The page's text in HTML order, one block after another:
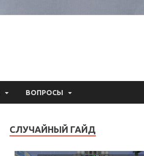
ВОПРОСЫ
СЛУЧАЙНЫЙ ГАЙД